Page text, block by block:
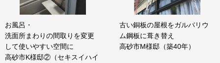
お風呂・
洗面所まわりの間取りを変更
して使いやすい空間に
高砂市K様邸②（セキスイハイ
古い銅板の屋根をガルバリウ
ム鋼板に葺き替え
高砂市M様邸（築40年）